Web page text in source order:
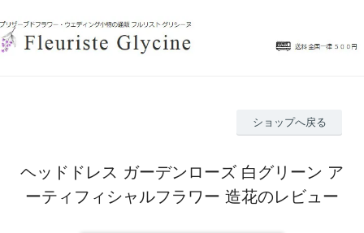
ショップへ戻る
ヘッドドレス ガーデンローズ 白グリーン ア
ーティフィシャルフラワー 造花のレビュー